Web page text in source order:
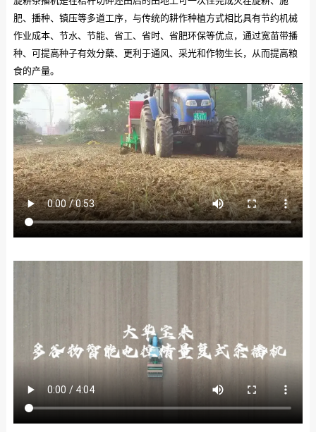
肥、播种、镇压等多道工序，与传统的耕作种植方式相比具有节约机械
作业成本、节水、节能、省工、省时、省肥环保等优点，通过宽苗带播
种、可提高种子有效分蘖、更利于通风、采光和作物生长，从而提高粮
食的产量。